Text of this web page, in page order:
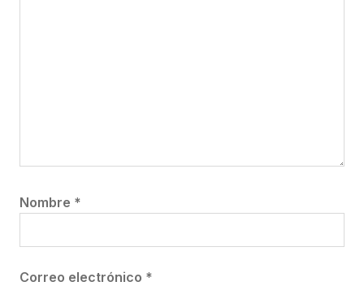
Nombre *
Correo electrónico *